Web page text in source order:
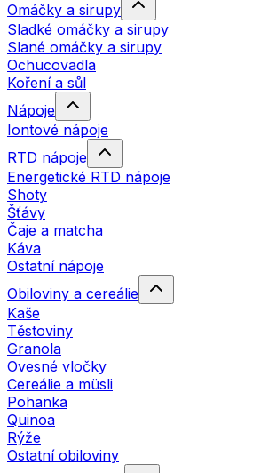
Omáčky a sirupy
Sladké omáčky a sirupy
Slané omáčky a sirupy
Ochucovadla
Koření a sůl
Nápoje
Iontové nápoje
RTD nápoje
Energetické RTD nápoje
Shoty
Šťávy
Čaje a matcha
Káva
Ostatní nápoje
Obiloviny a cereálie
Kaše
Těstoviny
Granola
Ovesné vločky
Cereálie a müsli
Pohanka
Quinoa
Rýže
Ostatní obiloviny